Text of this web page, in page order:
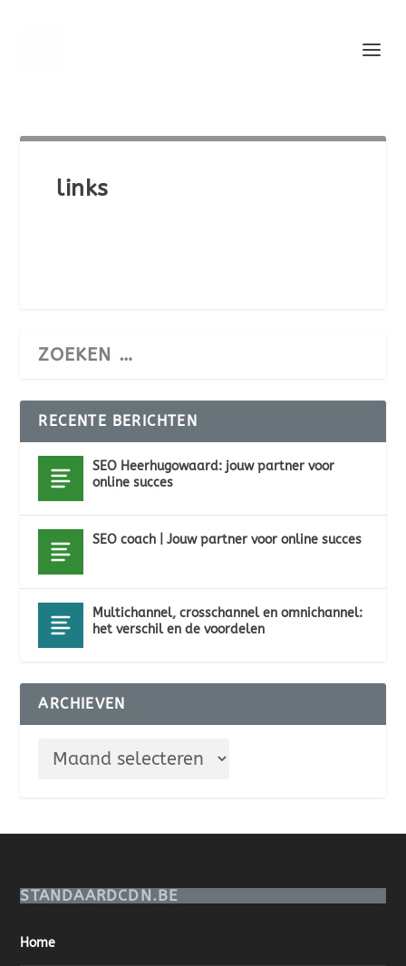
links
RECENTE BERICHTEN
SEO Heerhugowaard: jouw partner voor
online succes
SEO coach | Jouw partner voor online succes
Multichannel, crosschannel en omnichannel:
het verschil en de voordelen
ARCHIEVEN
STANDAARDCDN.BE
Home